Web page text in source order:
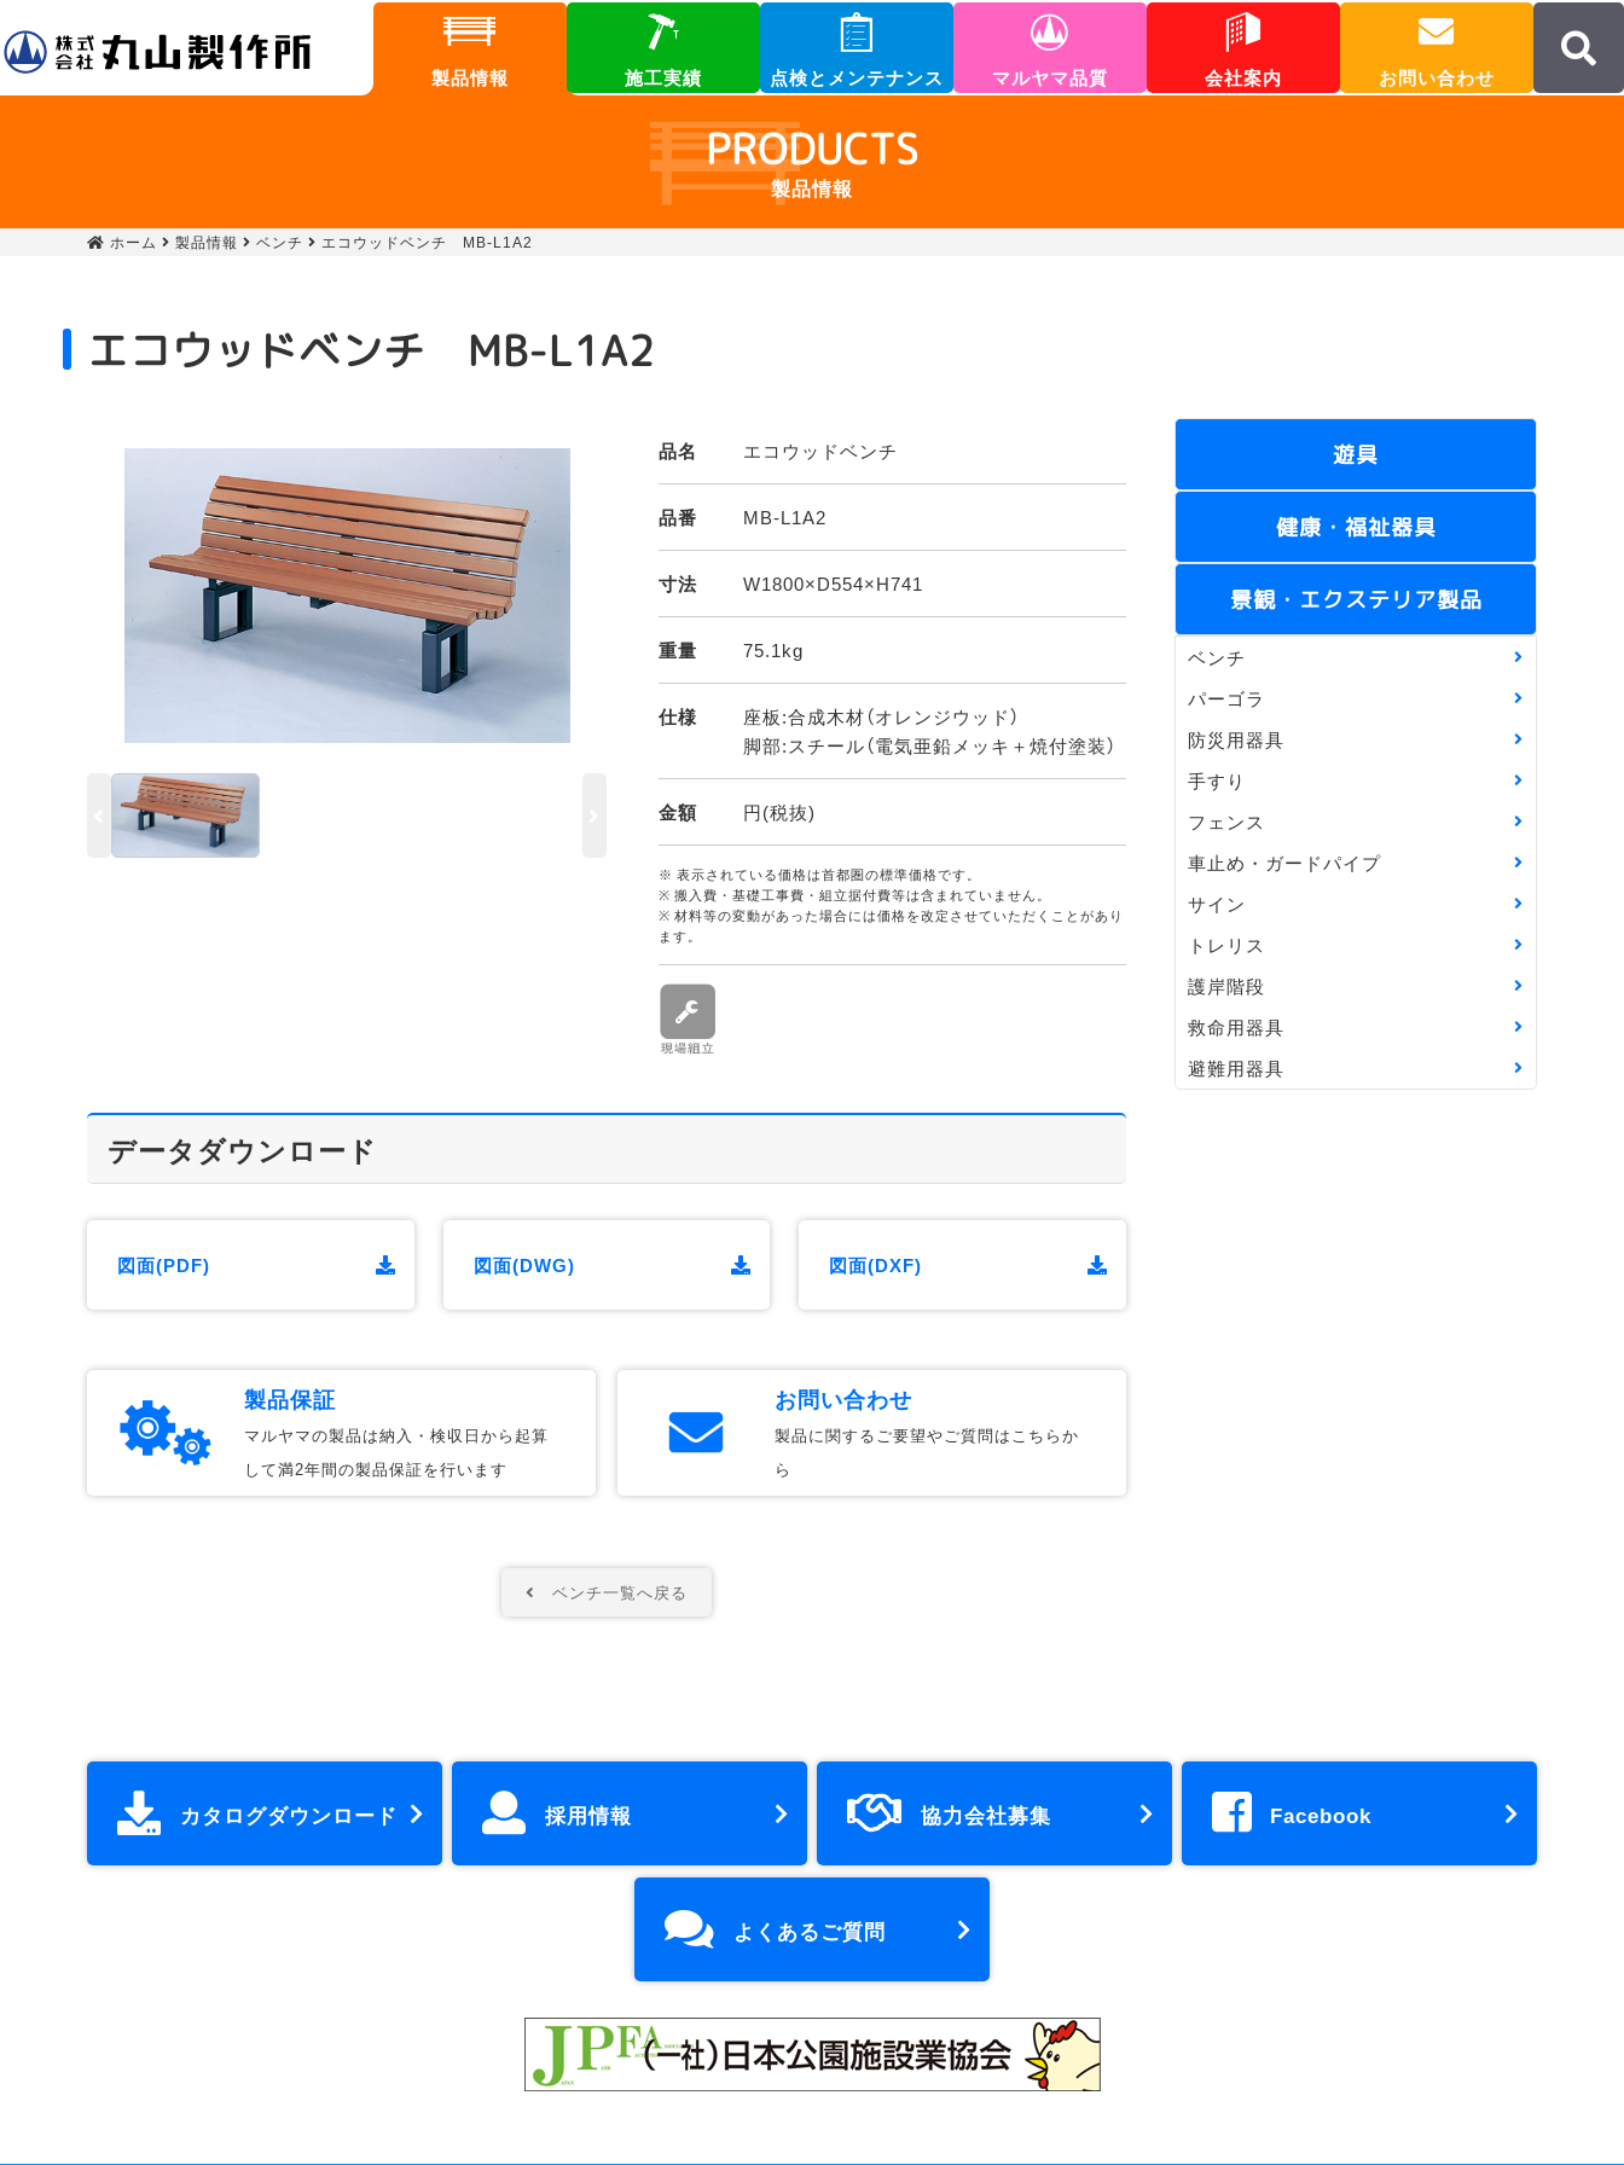
製品情報 施工実績 点検とメンテナンス マルヤマ品質 会社案内 お問い合わせ
PRODUCTS
製品情報
ホーム 製品情報 ベンチ エコウッドベンチ MB-L1A2
エコウッドベンチ MB-L1A2
品名 エコウッドベンチ
品番 MB-L1A2
寸法 W1800×D554×H741
重量 75.1kg
仕様
座板:合成木材（オレンジウッド）
脚部:スチール（電気亜鉛メッキ＋焼付塗装）
金額 円(税抜)
※ 表示されている価格は首都圏の標準価格です。
※ 搬入費・基礎工事費・組立据付費等は含まれていません。
※ 材料等の変動があった場合には価格を改定させていただくことがあり
ます。
データダウンロード
図面(PDF) 図面(DWG) 図面(DXF)
製品保証
マルヤマの製品は納入・検収日から起算
して満2年間の製品保証を行います
お問い合わせ
製品に関するご要望やご質問はこちらか
ら
ベンチ一覧へ戻る
遊具
健康・福祉器具
景観・エクステリア製品
ベンチ
パーゴラ
防災用器具
手すり
フェンス
車止め・ガードパイプ
サイン
トレリス
護岸階段
救命用器具
避難用器具
カタログダウンロード 採用情報 協力会社募集 Facebook
よくあるご質問